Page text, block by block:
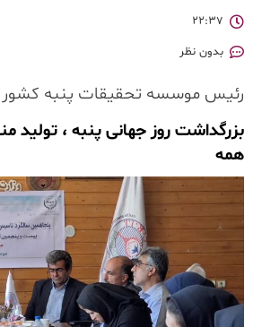
۲۲:۳۷
بدون نظر
رئیس موسسه تحقیقات پنبه
بزرگداشت روز جهانی پنبه ، تولید
همه